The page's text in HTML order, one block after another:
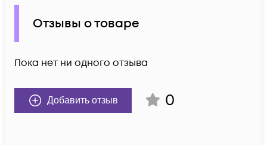
Отзывы о товаре
Пока нет ни одного отзыва
Добавить отзыв 0